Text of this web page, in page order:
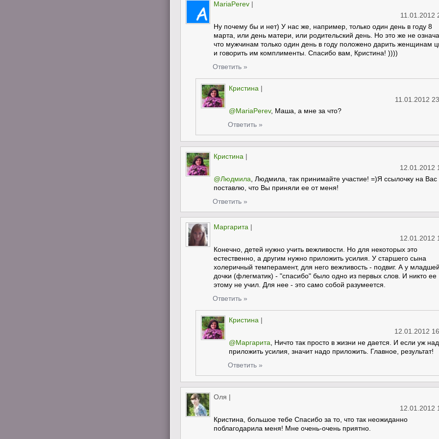
MariaPerev |
11.01.2012
Ну почему бы и нет) У нас же, например, только один день в году 8
марта, или день матери, или родительский день. Но это же не
что мужчинам только один день в году положено дарить женщинам
и говорить им комплименты. Спасибо вам, Кристина! ))))
Ответить »
Кристина |
11.01.2012
@MariaPerev, Маша, а мне за что?
Ответить »
Кристина |
12.01.2012
@Людмила , Людмила, так принимайте участие! =)Я ссылочку на Вас
поставлю, что Вы приняли ее от меня!
Ответить »
Маргарита |
12.01.2012
Конечно, детей нужно учить вежливости. Но для некоторых это
естественно, а другим нужно приложить усилия. У старшего сына
холеричный темперамент, для него вежливость - подвиг. А у младшей
дочки (флегматик) - "спасибо" было одно из первых слов. И никто ее
этому не учил. Для нее - это само собой разумеется.
Ответить »
Кристина |
12.01.2012
@Маргарита , Ничто так просто в жизни не дается. И если уж
приложить усилия, значит надо приложить. Главное, результат!
Ответить »
Оля |
12.01.2012
Кристина, большое тебе Спасибо за то, что так неожиданно
поблагодарила меня! Мне очень-очень приятно.